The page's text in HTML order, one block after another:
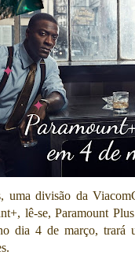
uma divisão da
lê-se, Paramount
dia 4 de março,